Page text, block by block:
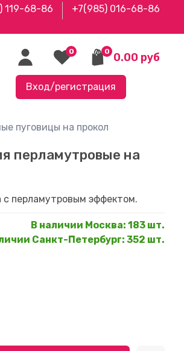
119-68-86 +7(985) 016-68-86
0 0 0.00 руб
Вход/регистрация
пуговицы на прокол
В наличии Москва: 183 шт.
Санкт-Петербург: 352 шт.
перламутровые на
с перламутровым эффектом.